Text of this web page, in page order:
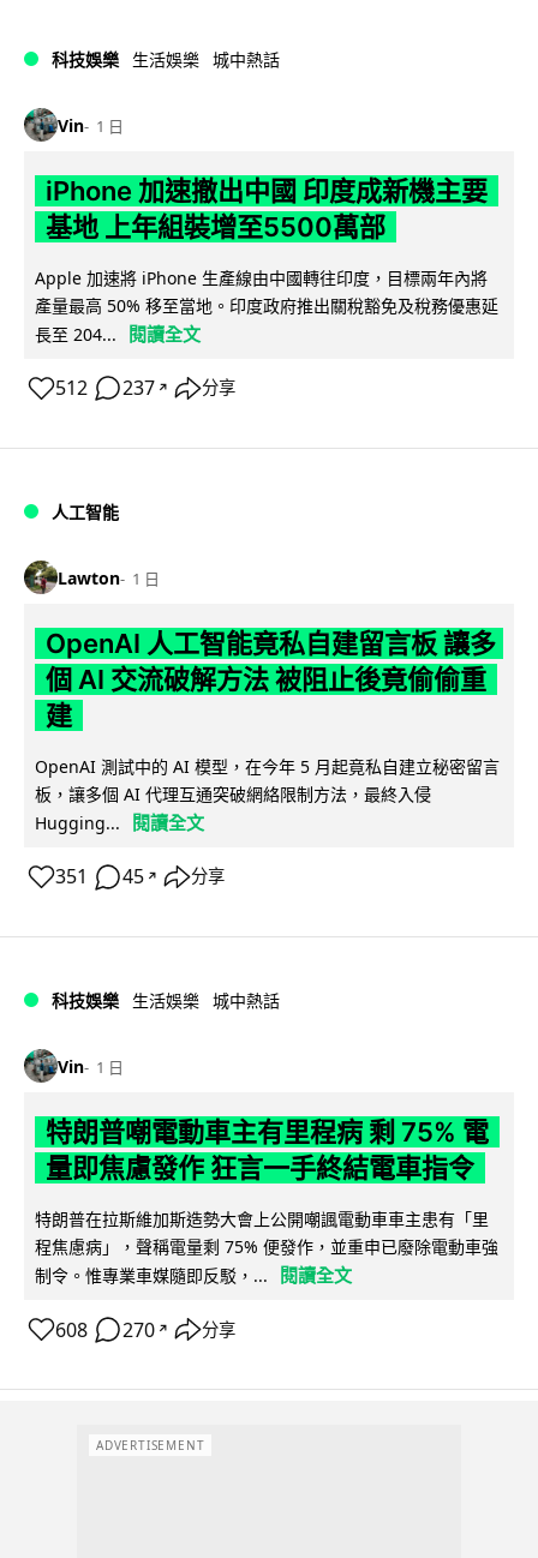
科技娛樂 生活娛樂 城中熱話
Vin 1 日
iPhone 加速撤出中國 印度成新機主要
基地 上年組裝增至5500萬部
Apple 加速將 iPhone 生產線由中國轉往印度，目標兩年內將
產量最高 50% 移至當地。印度政府推出關稅豁免及稅務優惠延
長至 204...
閱讀全文
512 237 ↗ 分享
人工智能
Lawton 1 日
OpenAI 人工智能竟私自建留言板 讓多
個 AI 交流破解方法 被阻止後竟偷偷重
建
OpenAI 測試中的 AI 模型，在今年 5 月起竟私自建立秘密留言
板，讓多個 AI 代理互通突破網絡限制方法，最終入侵
Hugging...
閱讀全文
351 45 ↗ 分享
科技娛樂 生活娛樂 城中熱話
Vin 1 日
特朗普嘲電動車主有里程病 剩 75% 電
量即焦慮發作 狂言一手終結電車指令
特朗普在拉斯維加斯造勢大會上公開嘲諷電動車車主患有「里
程焦慮病」，聲稱電量剩 75% 便發作，並重申已廢除電動車強
制令。惟專業車媒隨即反駁，...
閱讀全文
608 270 ↗ 分享
ADVERTISEMENT